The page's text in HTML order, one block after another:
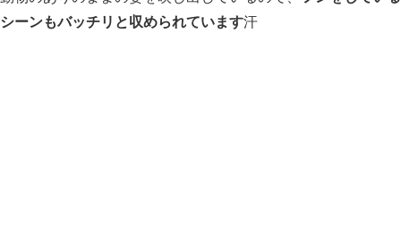
シーンもバッチリと収められています汗